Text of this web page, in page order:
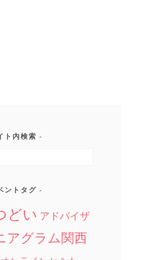
ト内検索
ントタグ
どい アドバイザ
アグラム関西